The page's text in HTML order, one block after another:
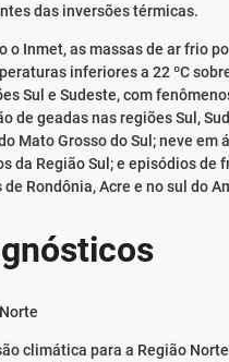
das inversões térmicas.
o Inmet, as massas de ar frio
inferiores a 22 ºC
Sul e Sudeste, com
de geadas nas regiões Sul,
Mato Grosso do Sul; neve em
da Região Sul; e episódios de
de Rondônia, Acre e no sul do
climática para a Região